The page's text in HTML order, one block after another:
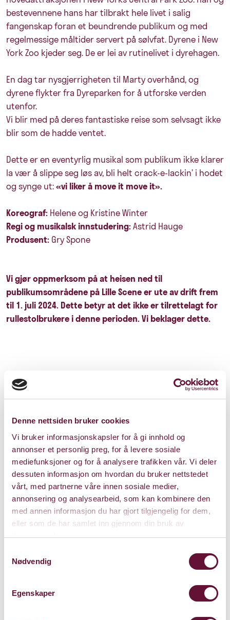
Denne nettsiden bruker cookies
Vi bruker informasjonskapsler for å gi innhold og
annonser et personlig preg, for å levere sosiale
mediefunksjoner og for å analysere trafikken vår. Vi deler
dessuten informasjon om hvordan du bruker nettstedet
vårt, med partnerne våre innen sosiale medier,
annonsering og analysearbeid, som kan kombinere den
med annen informasjon du har gjort tilgjengelig for dem,
eller som de har samlet inn gjennom din bruk av
tjenestene deres.
Nødvendig
Egenskaper
bestevennene hans har tilbrakt hele livet i salig
fangenskap foran et beundrende publikum og med
regelmessige måltider servert på sølvfat. Dyrene i New
York Zoo kjeder seg. De er lei av rutinelivet i dyrehagen.
En dag tar nysgjerrigheten til Marty overhånd, og
dyrene flykter fra Dyreparken for å utforske verden
utenfor.
Vi blir med på deres fantastiske reise som selvsagt ikke
blir som de hadde ventet.
Dette er en eventyrlig musikal som publikum ikke klarer
la vær å slippe seg løs av, bli helt crack-e-lackin’ i hodet
og synge ut:«vi liker å move it move it».
Koreograf: Helene og Kristine Winter
Regi og musikalsk innstudering:Astrid Hauge
Produsent: Gry Spone
Vi gjør oppmerksom på at heisen ned til
publikumsområdene på Lille Scene er ute av drift frem
til 1. juli 2024. Dette betyr at det ikke er tilrettelagt for
rullestolbrukere i denne perioden. Vi beklager dette.
Pris: 0 - 265
Varighet: 1 t, 30 min
m/pause
Søndag 7. april 2024
Kl. 17:00